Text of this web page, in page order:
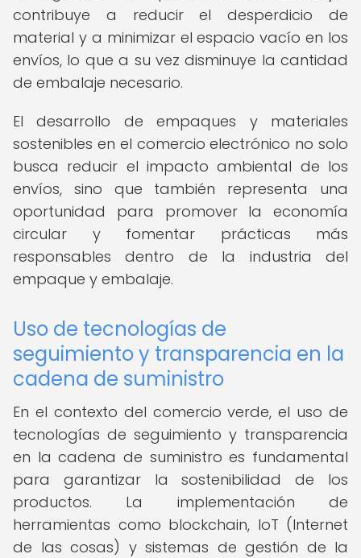
contribuye a reducir el desperdicio de
material y a minimizar el espacio vacío en los
envíos, lo que a su vez disminuye la cantidad
de embalaje necesario.
El desarrollo de empaques y materiales
sostenibles en el comercio electrónico no solo
busca reducir el impacto ambiental de los
envíos, sino que también representa una
oportunidad para promover la economía
circular y fomentar prácticas más
responsables dentro de la industria del
empaque y embalaje.
Uso de tecnologías de
seguimiento y transparencia en la
cadena de suministro
En el contexto del comercio verde, el uso de
tecnologías de seguimiento y transparencia
en la cadena de suministro es fundamental
para garantizar la sostenibilidad de los
productos. La implementación de
herramientas como blockchain, IoT (Internet
de las cosas) y sistemas de gestión de la